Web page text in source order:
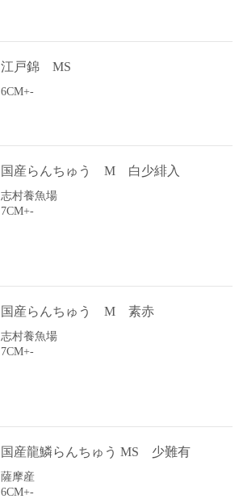
江戸錦 MS
6CM+-
国産らんちゅう M 白少緋入
志村養魚場
7CM+-
国産らんちゅう M 素赤
志村養魚場
7CM+-
国産龍鱗らんちゅう MS 少難有
薩摩産
6CM+-